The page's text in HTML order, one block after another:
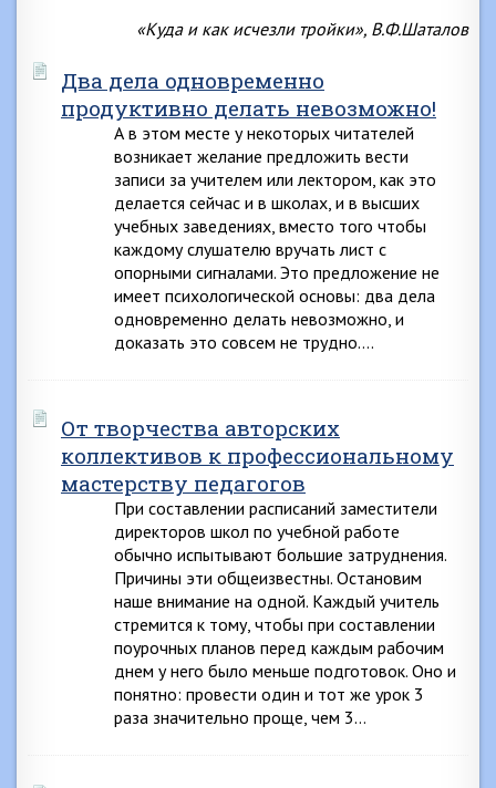
«Куда и как исчезли тройки», В.Ф.Шаталов
Два дела одновременно
продуктивно делать невозможно!
А в этом месте у некоторых читателей
возникает желание предложить вести
записи за учителем или лектором, как это
делается сейчас и в школах, и в высших
учебных заведениях, вместо того чтобы
каждому слушателю вручать лист с
опорными сигналами. Это предложение не
имеет психологической основы: два дела
одновременно делать невозможно, и
доказать это совсем не трудно….
От творчества авторских
коллективов к профессиональному
мастерству педагогов
При составлении расписаний заместители
директоров школ по учебной работе
обычно испытывают большие затруднения.
Причины эти общеизвестны. Остановим
наше внимание на одной. Каждый учитель
стремится к тому, чтобы при составлении
поурочных планов перед каждым рабочим
днем у него было меньше подготовок. Оно и
понятно: провести один и тот же урок 3
раза значительно проще, чем 3…